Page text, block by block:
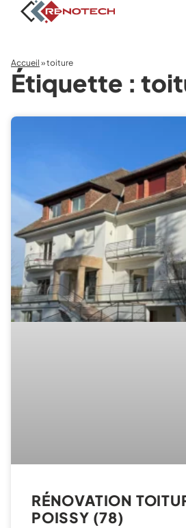
Accueil »toiture
Étiquette :
RÉNOVATION
POISSY (78)